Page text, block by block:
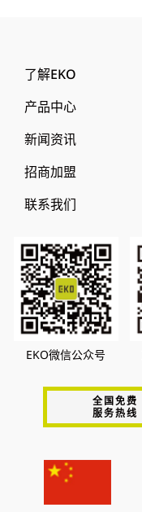
了解EKO
产品中心
新闻资讯
招商加盟
联系我们
EKO微信公众号
全国免费
服务热线